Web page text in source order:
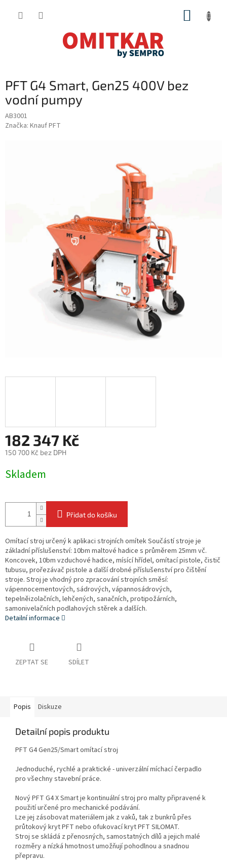
PFT G4 Smart, Gen25 400V bez
vodní pumpy
AB3001
Značka: Knauf PFT
182 347 Kč
150 700 Kč bez DPH
cena:
Skladem
Přidat do košíku
Omítací stroj určený k aplikaci strojních omítek Součástí stroje je
základní příslušenství: 10bm maltové hadice s průměrem 25mm vč.
Koncovek, 10bm vzduchové hadice, mísící hřídel, omítací pistole, čistič
tubusu, prořezávač pistole a další drobné příslušenství pro čištění
stroje. Stroj je vhodný pro zpracování strojních směsí:
vápennocementových, sádrových, vápannosádrových,
tepelněizolačních, lehčených, sanačních, protipožárních,
samonivelačních podlahových stěrek a dalších.
Detailní informace
ZEPTAT SE SDÍLET
Popis Diskuze
Detailní popis produktu
PFT G4 Gen25/Smart omítací stroj
Jednoduché, rychlé a praktické - univerzální míchací čerpadlo
pro všechny stavební práce.
Nový PFT G4 X Smart je kontinuální stroj pro malty připravené k
použití určené pro mechanické podávání.
Lze jej zásobovat materiálem jak z vaků, tak z bunkrů přes
průtokový kryt PFT nebo ofukovací kryt PFT SILOMAT.
Stroj se skládá z přenosných, samostatných dílů a jejich malé
rozměry a nízká hmotnost umožňují pohodlnou a snadnou
přepravu.